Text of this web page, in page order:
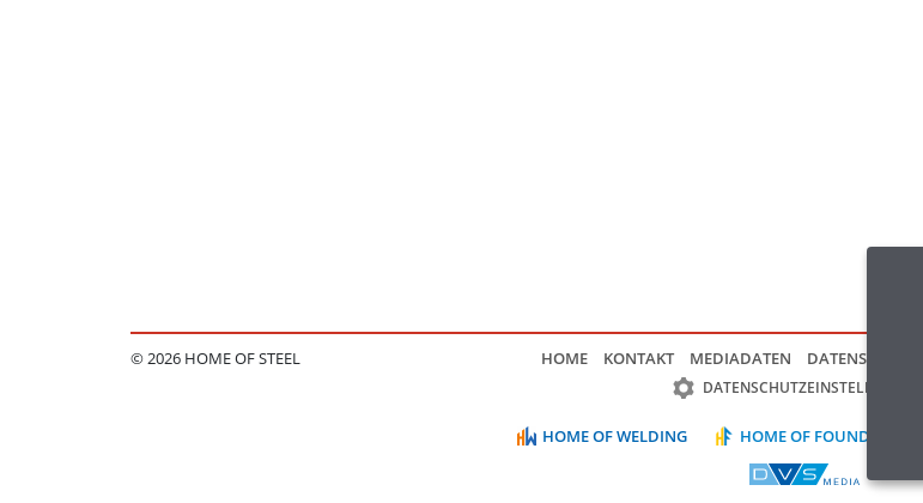
© 2026 HOME OF STEEL HOME KONTAKT MEDIADATEN DATENSCHUTZ
DATENSCHUTZEINSTELLUNGEN
HOME OF WELDING HOME OF FOUNDRY